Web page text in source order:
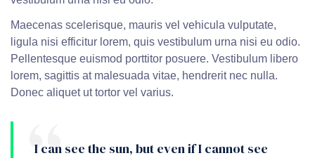
Maecenas scelerisque, mauris vel vehicula vulputate,
ligula nisi efficitur lorem, quis vestibulum urna nisi eu odio.
Pellentesque euismod porttitor posuere. Vestibulum libero
lorem, sagittis at malesuada vitae, hendrerit nec nulla.
Donec aliquet ut tortor vel varius.
I can see the sun, but even if I cannot see